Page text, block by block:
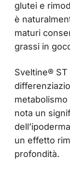
glutei e
è
maturi
grassi in
Sveltine® ST
nota un
un effetto
profondità.